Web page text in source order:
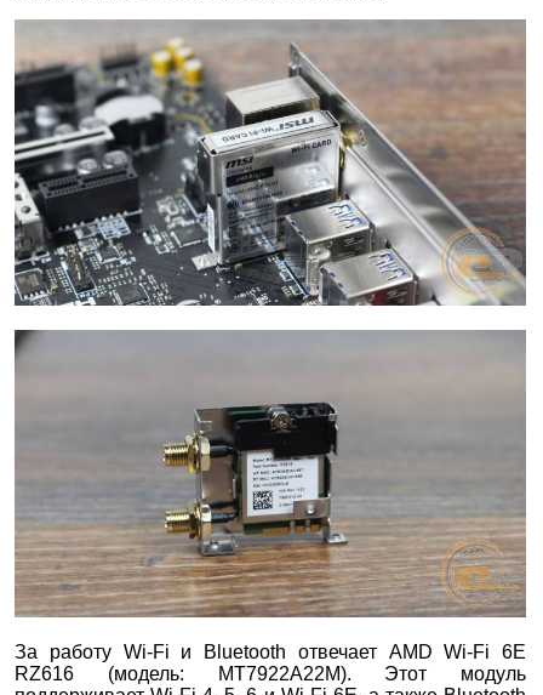
За работу Wi-Fi и Bluetooth отвечает AMD Wi-Fi 6E
RZ616 (модель: MT7922A22M). Этот модуль